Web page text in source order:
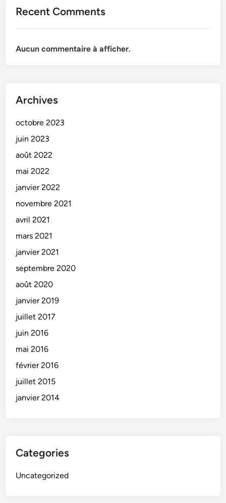
Recent Comments
Aucun commentaire à afficher.
Archives
octobre 2023
juin 2023
août 2022
mai 2022
janvier 2022
novembre 2021
avril 2021
mars 2021
janvier 2021
septembre 2020
août 2020
janvier 2019
juillet 2017
juin 2016
mai 2016
février 2016
juillet 2015
janvier 2014
Categories
Uncategorized